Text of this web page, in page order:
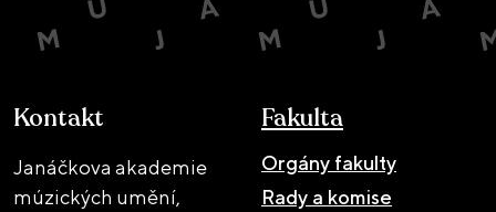
Kontakt
Janáčkova akademie
múzických umění,
Fakulta
Orgány fakulty
Rady a komise